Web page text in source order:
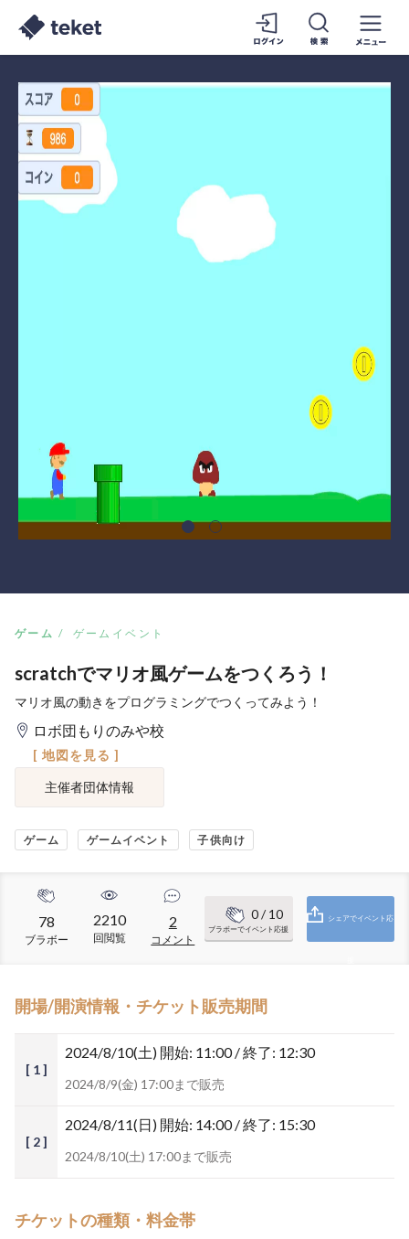
ゲーム ゲームイベント
scratchでマリオ風ゲームをつくろう！
マリオ風の動きをプログラミングでつくってみよう！
ロボ団もりのみや校
[ 地図を見る ]
主催者団体情報
ゲーム ゲームイベント 子供向け
78
ブラボー
2210
回閲覧
2
コメント
0/ 10
ブラボーでイベント応援
シェアでイベント応
開場/開演情報・チケット販売期間
[ 1 ]
2024/8/10(土) 開始: 11:00 / 終了: 12:30
2024/8/9(金) 17:00まで販売
[ 2 ]
2024/8/11(日) 開始: 14:00 / 終了: 15:30
2024/8/10(土) 17:00まで販売
チケットの種類・料金帯